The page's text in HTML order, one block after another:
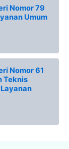
Nomor 79
Umum
Nomor 61
Teknis